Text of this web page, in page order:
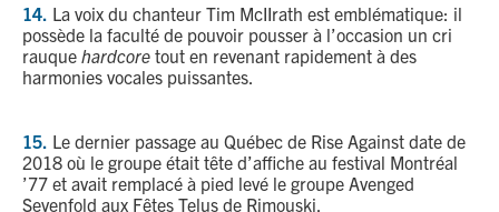
14. La voix du chanteur Tim McIIrath est emblématique: il
possède la faculté de pouvoir pousser à l’occasion un cri
rauque hardcore tout en revenant rapidement à des
harmonies vocales puissantes.
15. Le dernier passage au Québec de Rise Against date de
2018 où le groupe était tête d’affiche au festival Montréal
’77 et avait remplacé à pied levé le groupe Avenged
Sevenfold aux Fêtes Telus de Rimouski.